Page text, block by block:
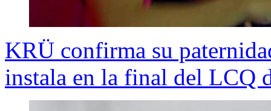
KRÜ confirma su
instala en la final del LCQ